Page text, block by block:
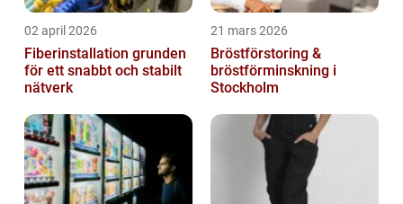
02 april 2026
Fiberinstallation grunden
för ett snabbt och stabilt
nätverk
21 mars 2026
Bröstförstoring &
bröstförminskning i
Stockholm